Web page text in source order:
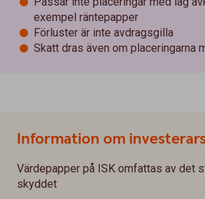
exempel räntepapper
Förluster är inte avdragsgilla
Skatt dras även om placeringarna
Information om
Värdepapper på ISK omfattas av det
skyddet